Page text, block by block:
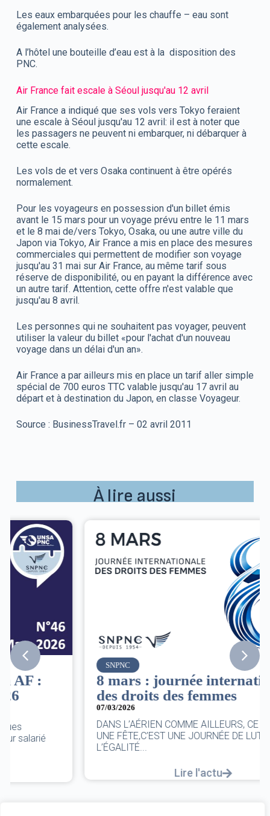
Les eaux embarquées pour les chauffe – eau sont
également analysées.
A l’hôtel une bouteille d’eau est à la disposition des
PNC.
Air France fait escale à Séoul jusqu'au 12 avril
Air France a indiqué que ses vols vers Tokyo feraient
une escale à Séoul jusqu'au 12 avril: il est à noter que
les passagers ne peuvent ni embarquer, ni débarquer à
cette escale.
Les vols de et vers Osaka continuent à être opérés
normalement.
Pour les voyageurs en possession d'un billetémis
avant le 15 mars pour un voyage prévu entre le 11 mars
et le 8 mai de/vers Tokyo, Osaka, ou une autre ville du
Japon via Tokyo, Air France a mis en place des mesures
commerciales qui permettent de modifier son voyage
jusqu'au 31 mai sur Air France, au même tarif sous
réserve de disponibilité, ou en payant la différence avec
un autre tarif. Attention, cette offre n'est valable que
jusqu'au 8 avril.
Les personnes qui ne souhaitent pas voyager, peuvent
utiliser la valeur du billet «pour l'achat d'un nouveau
voyage dans un délai d'un an».
Air France a par ailleurs mis en place un tarif aller simple
spécial de 700 euros TTC valable jusqu'au 17 avril au
départet à destination du Japon, en classe Voyageur.
Source : BusinessTravel.fr – 02 avril 2011
À lire aussi
SNPNC
8 mars : journée internationale
des droits des femmes
DANS L’AÉRIEN COMME AILLEURS, CE N’EST PAS
UNE FÊTE,C’EST UNE JOURNÉE DE LUTTE POUR